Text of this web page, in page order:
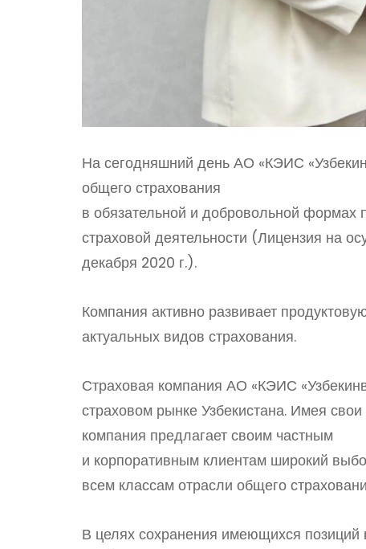
На сегодняшний день АО «КЭИС
общего страхования
в обязательной и добровольной формах
страховой деятельности (Лицензия на
декабря 2020 г.).
Компания активно развивает
актуальных видов страхования.
Страховая компания АО «КЭИС
страховом рынке Узбекистана. Имея
компания предлагает своим частным
и корпоративным клиентам широкий
всем классам отрасли общего
В целях сохранения имеющихся